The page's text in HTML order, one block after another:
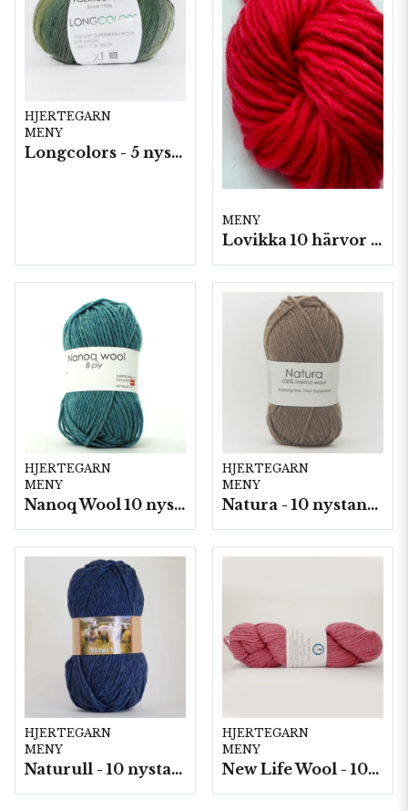
HJERTEGARN
MENY
Longcolors - 5 nystan a100g./fp.
MENY
Lovikka 10 härvor a100g./fp.
HJERTEGARN
MENY
Nanoq Wool 10 nyst/fp. á 100 g
HJERTEGARN
MENY
Natura - 10 nystan/fp. a50 g
HJERTEGARN
MENY
Naturull - 10 nystan a100 g./fp.
HJERTEGARN
MENY
New Life Wool - 100 gram/härva